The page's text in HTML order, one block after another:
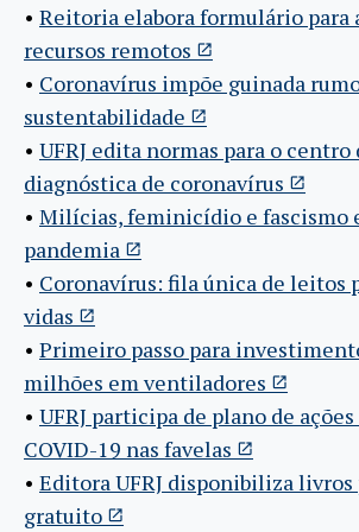
• Reitoria elabora formulário para
recursos remotos
• Coronavírus impõe guinada
sustentabilidade
• UFRJ edita normas para o
diagnóstica de coronavírus
• Milícias, feminicídio e fascismo
pandemia
• Coronavírus: fila única de leitos
vidas
• Primeiro passo para
milhões em ventiladores
• UFRJ participa de plano de
COVID-19 nas favelas
• Editora UFRJ disponibiliza livros
gratuito